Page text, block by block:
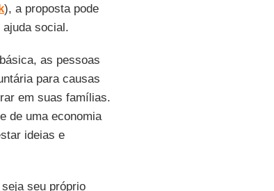
), a proposta pode
social.
as pessoas
para causas
em suas famílias.
de uma economia
ideias e
seu próprio